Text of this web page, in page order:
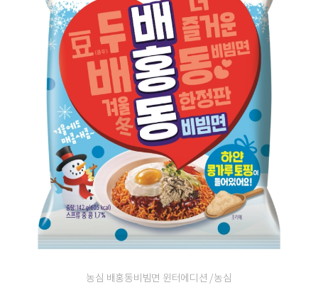
농심 배홍동비빔면 윈터에디션 /농심